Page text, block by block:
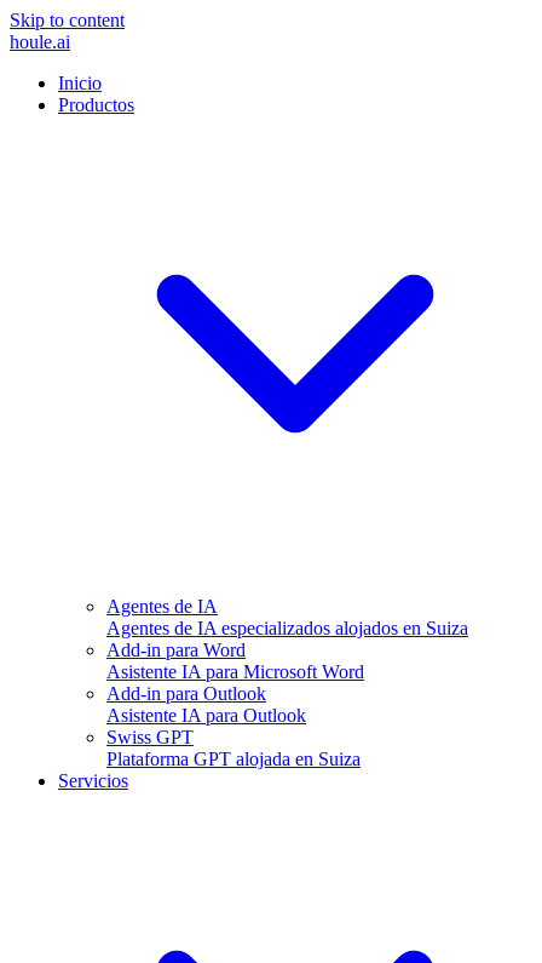
Skip to content
houle.ai
Inicio
Productos
Agentes de IA
Agentes de IA especializados alojados en Suiza
Add-in para Word
Asistente IA para Microsoft Word
Add-in para Outlook
Asistente IA para Outlook
Swiss GPT
Plataforma GPT alojada en Suiza
Servicios